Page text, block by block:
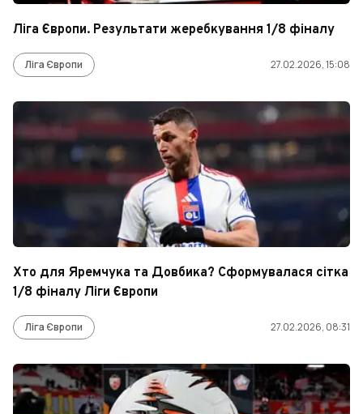
Ліга Європи. Результати жеребкування 1/8 фіналу
Ліга Європи 27.02.2026, 15:08
Хто для Яремчука та Довбика? Сформувалася сітка
1/8 фіналу Ліги Європи
Ліга Європи 27.02.2026, 08:31